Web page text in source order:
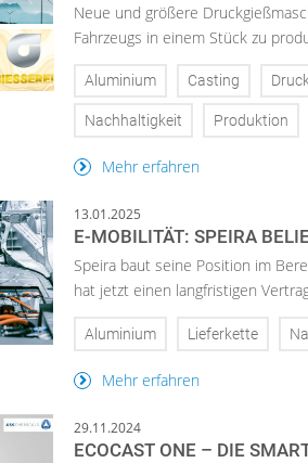
Neue und größere
Fahrzeugs in einem Stück zu
Aluminium Casting
Nachhaltigkeit Produktion
Mehr erfahren
13.01.2025
E-MOBILITÄT: SPEIRA
Speira baut seine Position im
hat jetzt einen langfristigen
Aluminium Lieferkette
Mehr erfahren
29.11.2024
ECOCAST ONE – DIE